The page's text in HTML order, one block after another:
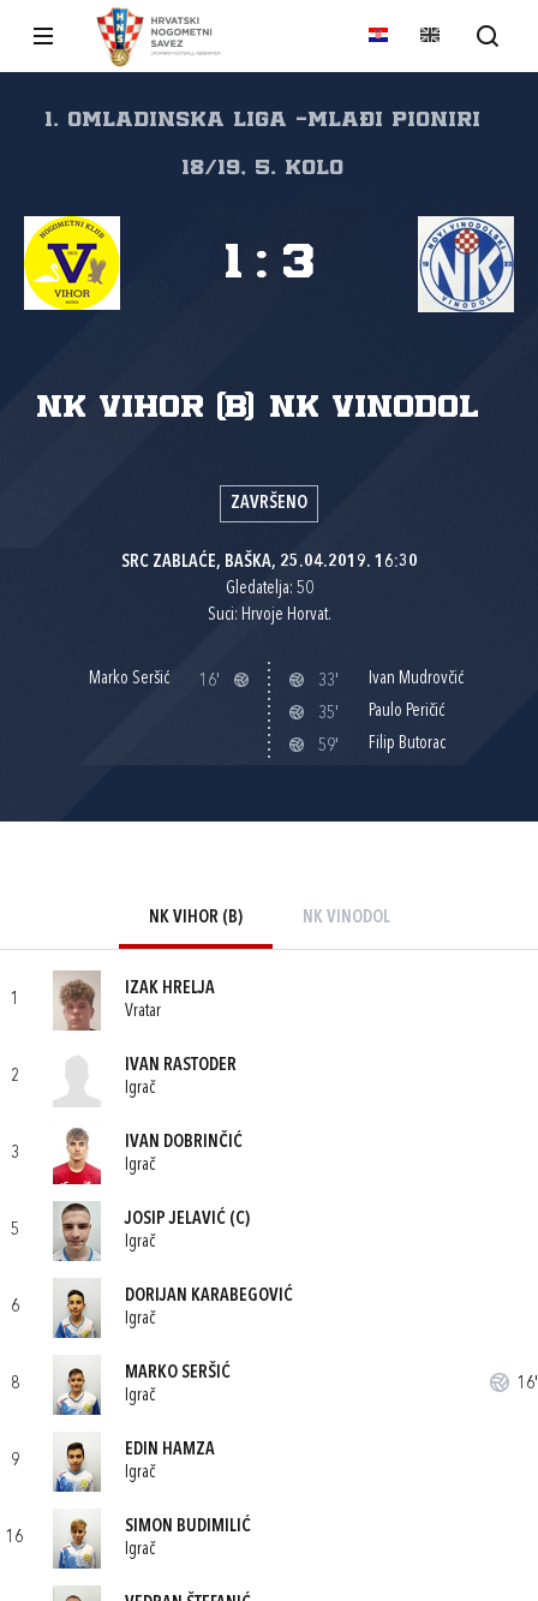
1. Omladinska liga -Mlađi pioniri
18/19, 5. kolo
NK Vihor (B) NK Vinodol
1 : 3
ZAVRŠENO
SRC ZABLAĆE, BAŠKA, 25.04.2019. 16:30
Gledatelja: 50
Suci: Hrvoje Horvat.
Marko Seršić 16' 33'
Ivan Mudrovčić
35'
Paulo Peričić
59'
Filip Butorac
NK VIHOR (B) NK VINODOL
1
IZAK HRELJA
Vratar
2
IVAN RASTODER
Igrač
3
IVAN DOBRINČIĆ
Igrač
5
JOSIP JELAVIĆ (C)
Igrač
6
DORIJAN KARABEGOVIĆ
Igrač
8
MARKO SERŠIĆ
Igrač
16'
9
EDIN HAMZA
Igrač
16
SIMON BUDIMILIĆ
Igrač